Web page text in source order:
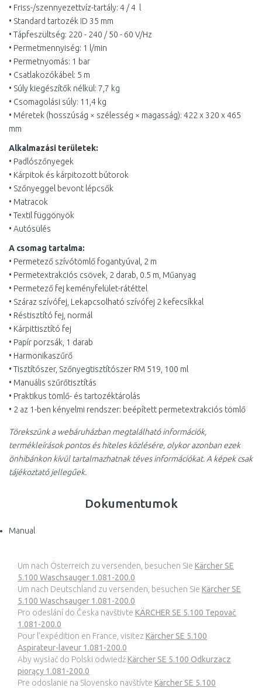
• Friss-/szennyezettvíz-tartály: 4 / 4 l
• Standard tartozék ID 35 mm
• Tápfeszültség: 220 - 240 / 50 - 60 V/Hz
• Permetmennyiség: 1 l/min
• Permetnyomás: 1 bar
• Csatlakozókábel: 5 m
• Súly kiegészítők nélkül: 7,7 kg
• Csomagolási súly: 11,4 kg
• Méretek (hosszúság × szélesség × magasság): 422 x 320 x 465
mm
Alkalmazási területek:
• Padlószőnyegek
• Kárpitok és kárpitozott bútorok
• Szőnyeggel bevont lépcsők
• Matracok
• Textil függönyök
• Autósülés
A csomag tartalma:
• Permetező szívótömlő fogantyúval, 2 m
• Permetextrakciós csövek, 2 darab, 0.5 m, Műanyag
• Permetező fej keményfelület-rátéttel
• Száraz szívófej, Lekapcsolható szívófej 2 kefecsíkkal
• Réstisztító fej, normál
• Kárpittisztító fej
• Papír porzsák, 1 darab
• Harmonikaszűrő
• Tisztítószer, Szőnyegtisztítószer RM 519, 100 ml
• Manuális szűrőtisztítás
• Praktikus tömlő- és tartozéktárolás
• 2 az 1-ben kényelmi rendszer: beépített permetextrakciós tömlő
Törekszünk a webáruházban megtalálható információk,
termékleírások pontos és hiteles közlésére, olykor azonban ezek
önhibánkon kívül tartalmazhatnak téves információkat. A képek csak
tájékoztató jellegűek.
Dokumentumok
Manual
Um nach Österreich zu versenden, besuchen Sie Kärcher SE
5.100 Waschsauger 1.081-200.0
Um nach Deutschland zu versenden, besuchen Sie Kärcher SE
5.100 Waschsauger 1.081-200.0
Pro odeslání do Česka navštivte KÄRCHER SE 5.100 Tepovač
1.081-200.0
Pour l’expédition en France, visitez Kärcher SE 5.100
Aspirateur-laveur 1.081-200.0
Aby wysłać do Polski odwiedźKärcher SE 5.100 Odkurzacz
piorący 1.081-200.0
Pre odoslanie na Slovensko navštívte Kärcher SE 5.100